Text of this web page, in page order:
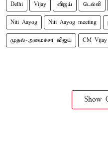
Delhi Vijay விஜய் டெல்லி
Niti Aayog Niti Aayog meeting
முதல்-அமைச்சர் விஜய் CM Vijay
Show